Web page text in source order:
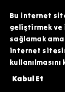
HATTIMIZDAN
Bu internet
geliştirmek ve
sağlamak
internet
Kabul Et
200 TL